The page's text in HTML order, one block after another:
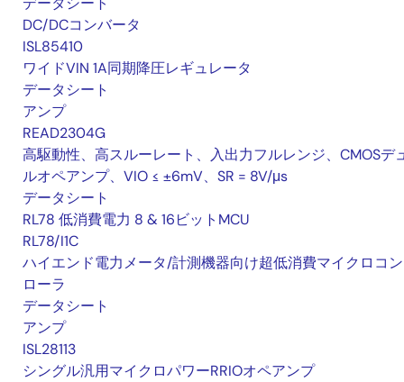
DC/DCコンバータ
ISL85410
ワイドVIN 1A同期降圧レギュレータ
データシート
アンプ
READ2304G
高駆動性、高スルーレート、入出力フルレンジ、CMOSデ
ルオペアンプ、VIO ≤ ±6mV、SR = 8V/μs
データシート
RL78 低消費電力 8 & 16ビットMCU
RL78/I1C
ハイエンド電力メータ/計測機器向け超低消費マイクロコ
ローラ
データシート
アンプ
ISL28113
シングル汎用マイクロパワーRRIOオペアンプ